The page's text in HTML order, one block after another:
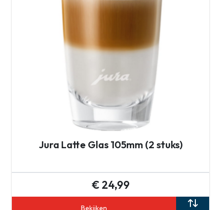
Jura Latte Glas 105mm (2 stuks)
€ 24,99
Bekijken